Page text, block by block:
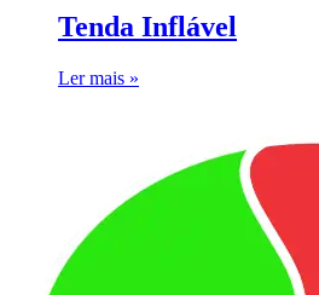
Tenda Inflável
Ler mais »